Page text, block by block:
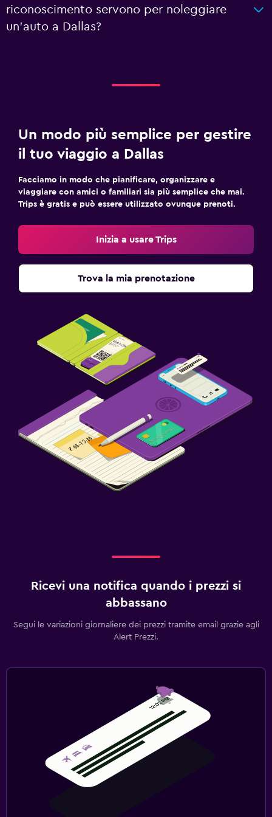
riconoscimento servono per noleggiare
un'auto a Dallas?
Un modo più semplice per gestire
il tuo viaggio a Dallas
Facciamo in modo che pianificare, organizzare e
viaggiare con amici o familiari sia più semplice che mai.
Trips è gratis e può essere utilizzato ovunque prenoti.
Inizia a usare Trips
Trova la mia prenotazione
Ricevi una notifica quando i prezzi si
abbassano
Segui le variazioni giornaliere dei prezzi tramite email grazie agli
Alert Prezzi.